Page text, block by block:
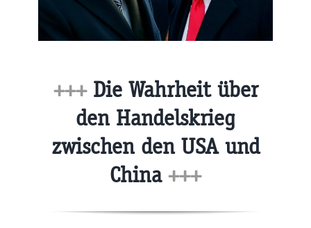
+++ Die Wahrheit über
den Handelskrieg
zwischen den USA und
China +++